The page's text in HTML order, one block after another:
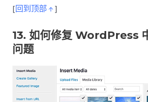
[回到顶部 ↑]
13. 如何修复 WordPress
问题